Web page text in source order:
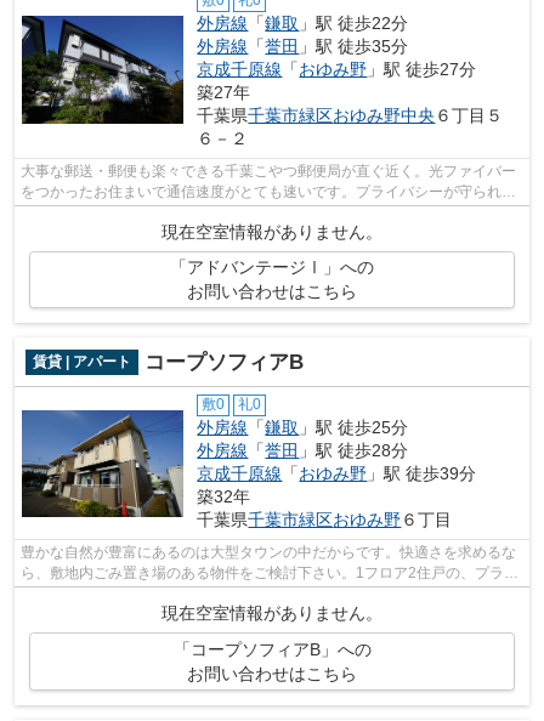
外房線 「鎌取 」駅 徒歩22分
外房線 「誉田 」駅 徒歩35分
京成千原線 「おゆみ野 」駅 徒歩27分
築27年
千葉県千葉市緑区おゆみ野中央 ６丁目５
６－２
大事な郵送・郵便も楽々できる千葉こやつ郵便局が直ぐ近く。光ファイバー
をつかったお住まいで通信速度がとても速いです。プライバシーが守られる
角部屋で快適に暮らす事ができます。...
現在空室情報がありません。
「アドバンテージⅠ」への
お問い合わせはこちら
賃貸 | アパート コープソフィアB
敷0 礼0
外房線 「鎌取 」駅 徒歩25分
外房線 「誉田 」駅 徒歩28分
京成千原線 「おゆみ野 」駅 徒歩39分
築32年
千葉県千葉市緑区おゆみ野６丁目
豊かな自然が豊富にあるのは大型タウンの中だからです。快適さを求めるな
ら、敷地内ごみ置き場のある物件をご検討下さい。1フロア2住戸の、プライ
現在空室情報がありません。
「コープソフィアB」への
お問い合わせはこちら